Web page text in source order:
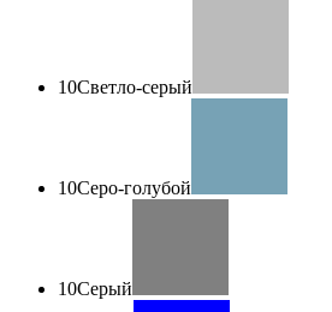
10Светло-серый
10Серо-голубой
10Серый